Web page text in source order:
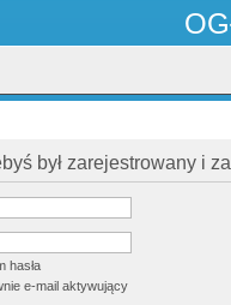
był zarejestrowany i
hasła
e-mail aktywujący